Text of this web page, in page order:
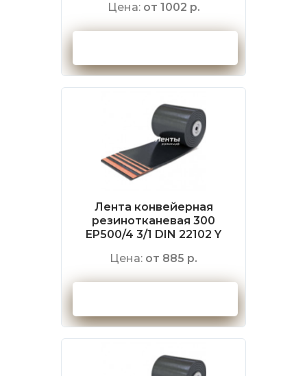
Цена: от 1002 р.
Лента конвейерная
резинотканевая 300
EP500/4 3/1 DIN 22102 Y
Цена: от 885 р.